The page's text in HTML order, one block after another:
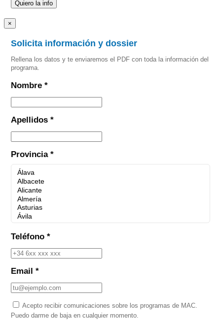
×
Solicita información y dossier
Rellena los datos y te enviaremos el PDF con toda la información del
programa.
Nombre *
Apellidos *
Provincia *
Teléfono *
Email *
Acepto recibir comunicaciones sobre los programas de MAC.
Puedo darme de baja en cualquier momento.